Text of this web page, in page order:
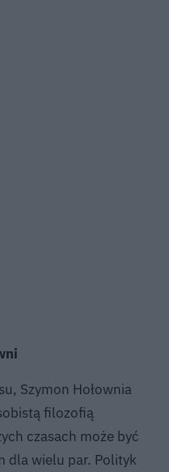
Szymon Hołownia
filozofią
czasach może być
dla wielu par. Polityk